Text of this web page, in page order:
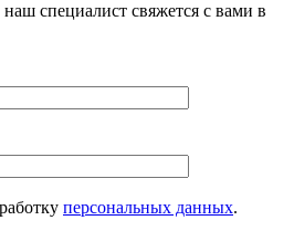
наш специалист свяжется с вами в
персональных данных.